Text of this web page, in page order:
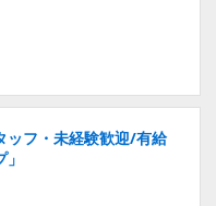
ッフ・未経験歓迎/有給